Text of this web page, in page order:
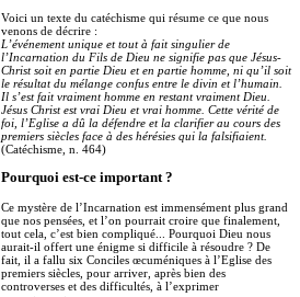
Voici un texte du catéchisme qui résume ce que nous
venons de décrire :
L’événement unique et tout à fait singulier de
l’Incarnation du Fils de Dieu ne signifie pas que Jésus-
Christ soit en partie Dieu et en partie homme, ni qu’il soit
le résultat du mélange confus entre le divin et l’humain.
Il s’est fait vraiment homme en restant vraiment Dieu.
Jésus Christ est vrai Dieu et vrai homme. Cette vérité de
foi, l’Eglise a dû la défendre et la clarifier au cours des
premiers siècles face à des hérésies qui la falsifiaient.
(Catéchisme, n. 464)
Pourquoi est-ce important ?
Ce mystère de l’Incarnation est immensément plus grand
que nos pensées, et l’on pourrait croire que finalement,
tout cela, c’est bien compliqué... Pourquoi Dieu nous
aurait-il offert une énigme si difficile à résoudre ? De
fait, il a fallu six Conciles œcuméniques à l’Eglise des
premiers siècles, pour arriver, après bien des
controverses et des difficultés, à l’exprimer